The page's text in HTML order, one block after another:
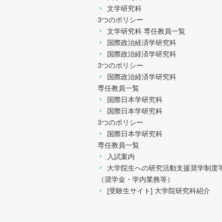
文学研究科
3つのポリシー
文学研究科 専任教員一覧
国際政治経済学研究科
国際政治経済学研究科
3つのポリシー
国際政治経済学研究科
専任教員一覧
国際日本学研究科
国際日本学研究科
3つのポリシー
国際日本学研究科
専任教員一覧
入試案内
大学院生への研究活動支援奨学制度
（奨学金・学内業務等）
[受験生サイト] 大学院研究科紹介